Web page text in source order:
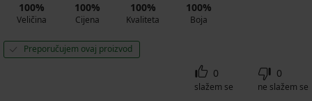
100%
Veličina
100%
Cijena
100%
Kvaliteta
100%
Boja
Preporučujem ovaj proizvod
0
slažem se
0
ne slažem se